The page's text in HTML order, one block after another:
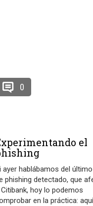
0
el
ayer hablábamos del
phishing detectado, que
hoy lo podemos
en la práctica: